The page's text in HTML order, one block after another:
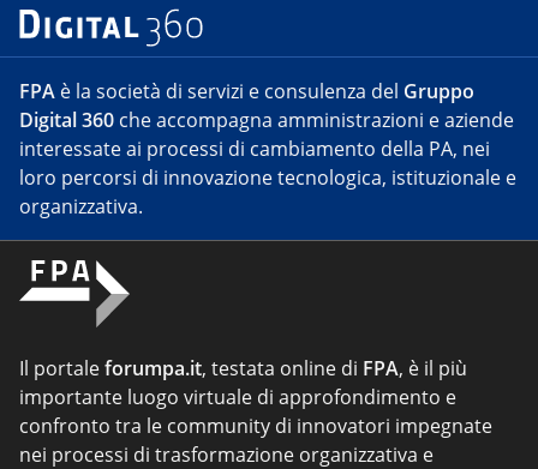
FPA è la società di servizi e consulenza del Gruppo
Digital 360 che accompagna amministrazioni e aziende
interessate ai processi di cambiamento della PA, nei
loro percorsi di innovazione tecnologica, istituzionale e
organizzativa.
Il portaleforumpa.it, testata online di FPA, è il più
importante luogo virtuale di approfondimento e
confronto tra le community di innovatori impegnate
nei processi di trasformazione organizzativa e